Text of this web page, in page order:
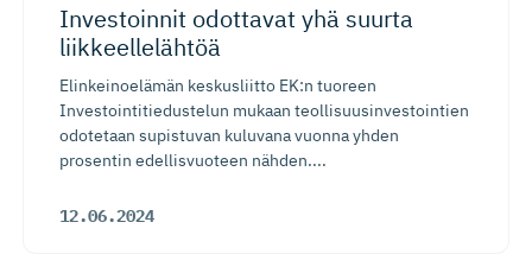
Investoinnit odottavat yhä suurta
liikkeelle­lähtöä
Elinkeinoelämän keskusliitto EK:n tuoreen
Investointitiedustelun mukaan teollisuusinvestointien
odotetaan supistuvan kuluvana vuonna yhden
prosentin edellisvuoteen nähden....
12.06.2024